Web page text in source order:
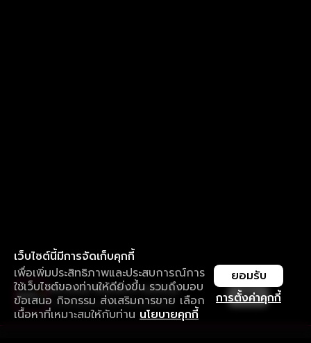
เว็บไซต์นี้มีการจัดเก็บคุกกี้
เพื่อเพิ่มประสิทธิภาพและประสบการณ์การ
ใช้เว็บไซต์ของท่านให้ดียิ่งขึ้น รวมถึงมอบ
ข้อเสนอ กิจกรรม ส่งเสริมการขาย เลือก
เนื้อหาที่เหมาะสมให้กับท่าน นโยบายคุกกี้
การตั้งค่าคุกกี้
ยอมรับ
ใช้งานแอป ลื่นไหลกว่า ไม่มีสะดุด
ดาวน์โหลดแอปเพื่อการรับชมที่ดีกว่า เปิด